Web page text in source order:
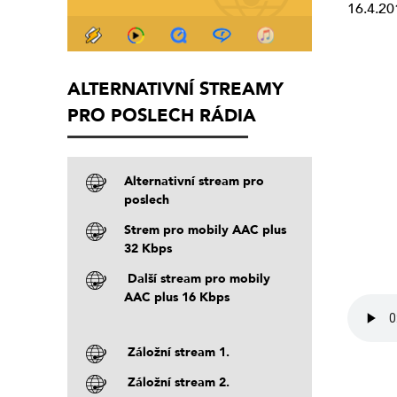
ALTERNATIVNÍ STREAMY
PRO POSLECH RÁDIA
Alternativní stream pro
poslech
Strem pro mobily AAC plus
32 Kbps
Další stream pro mobily
AAC plus 16 Kbps
Záložní stream 1.
Záložní stream 2.